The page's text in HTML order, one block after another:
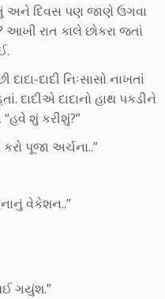
અને દિવસ પણ જાણે ઉગવા
રાત કાલે છોકરા જતાં
દાદી નિઃસાસો નાખતાં
દાદાનો હાથ પકડીને
શું કરીશું?”
કરો પૂજા અર્ચના..”
વેકેશન..”
ગયુંશ.”